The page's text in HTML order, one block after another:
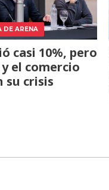
DE ARENA
casi 10%, pero
el comercio
su crisis